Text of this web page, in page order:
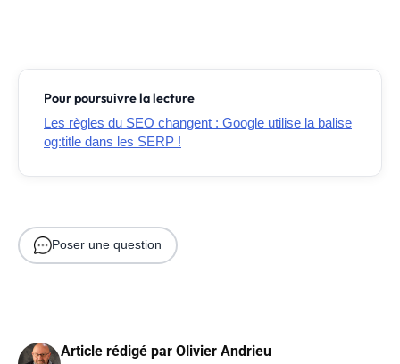
Pour poursuivre la lecture
Les règles du SEO changent : Google utilise la balise
og:title dans les SERP !
Poser une question
Article rédigé par Olivier Andrieu